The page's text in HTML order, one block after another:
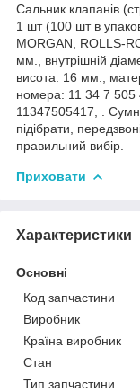
Cальник клапанів
1 шт (100 шт в
MORGAN, ROLLS-
мм., внутрішній
висота: 16 мм.,
номера: 11 34 7 505
11347505417, .
підібрати,
правильний вибір.
Приховати
Характеристики
Основні
Код запчастини
Виробник
Країна виробник
Стан
Тип запчастини